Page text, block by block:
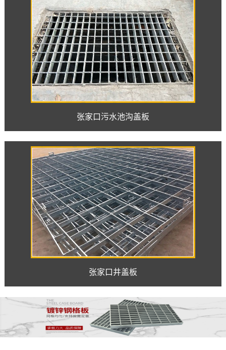
张家口污水池沟盖板
张家口井盖板